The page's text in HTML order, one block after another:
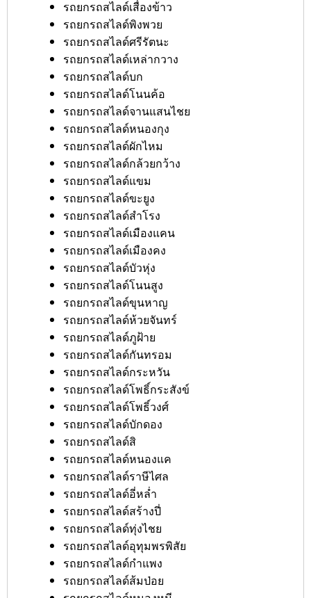
รถยกรถสไลด์เสื่องข้าว
รถยกรถสไลด์พิงพวย
รถยกรถสไลด์ศรีรัตนะ
รถยกรถสไลด์เหล่ากวาง
รถยกรถสไลด์บก
รถยกรถสไลด์โนนค้อ
รถยกรถสไลด์จานแสนไชย
รถยกรถสไลด์หนองกุง
รถยกรถสไลด์ผักไหม
รถยกรถสไลด์กล้วยกว้าง
รถยกรถสไลด์แขม
รถยกรถสไลด์ขะยูง
รถยกรถสไลด์สำโรง
รถยกรถสไลด์เมืองแคน
รถยกรถสไลด์เมืองคง
รถยกรถสไลด์บัวหุ่ง
รถยกรถสไลด์โนนสูง
รถยกรถสไลด์ขุนหาญ
รถยกรถสไลด์ห้วยจันทร์
รถยกรถสไลด์ภูฝ้าย
รถยกรถสไลด์กันทรอม
รถยกรถสไลด์กระหวัน
รถยกรถสไลด์โพธิ์กระสังข์
รถยกรถสไลด์โพธิ์วงศ์
รถยกรถสไลด์บักดอง
รถยกรถสไลด์สิ
รถยกรถสไลด์หนองแค
รถยกรถสไลด์ราษีไศล
รถยกรถสไลด์อี่หล่ำ
รถยกรถสไลด์สร้างปี่
รถยกรถสไลด์ทุ่งไชย
รถยกรถสไลด์อุทุมพรพิสัย
รถยกรถสไลด์กำแพง
รถยกรถสไลด์ส้มป่อย